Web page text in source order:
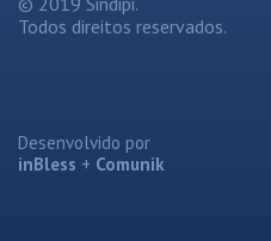
Todos direitos reservados.
Desenvolvido por
inBless + Comunik